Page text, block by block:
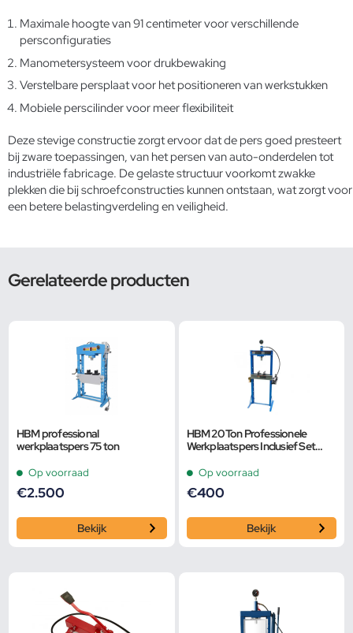
Maximale hoogte van 91 centimeter voor verschillende
persconfiguraties
Manometersysteem voor drukbewaking
Verstelbare persplaat voor het positioneren van werkstukken
Mobiele perscilinder voor meer flexibiliteit
Deze stevige constructie zorgt ervoor dat de pers goed presteert
bij zware toepassingen, van het persen van auto-onderdelen tot
industriële fabricage. De gelaste structuur voorkomt zwakke
plekken die bij schroefconstructies kunnen ontstaan, wat zorgt voor
een betere belastingverdeling en veiligheid.
Gerelateerde producten
HBM professional
werkplaatspers 75 ton
Op voorraad
€2.500
Bekijk
HBM 20 Ton Professionele
Werkplaatspers Inclusief Set
Op voorraad
€400
Bekijk